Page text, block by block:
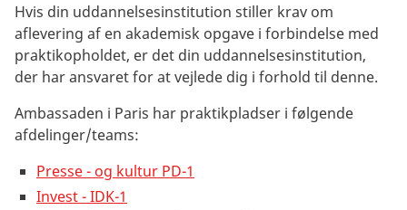
Hvis din uddannelsesinstitution stiller krav om
aflevering af en akademisk opgave i forbindelse med
praktikopholdet, er det din uddannelsesinstitution,
der har ansvaret for at vejlede dig i forhold til denne.
Ambassaden i Paris har praktikpladser i følgende
afdelinger/teams:
Presse - og kultur PD-1
Invest - IDK-1